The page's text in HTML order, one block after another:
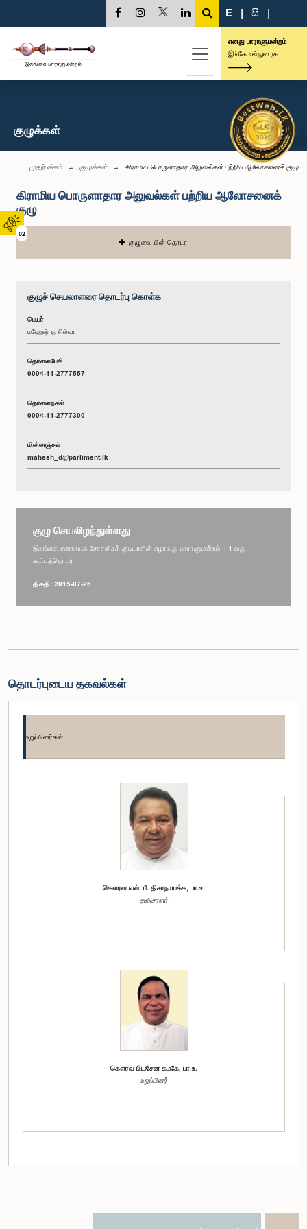
02
E | සි |
எனது பாராளுமன்றம்
இங்கே உள்நுழைக
குழுக்கள்
முதற்பக்கம் குழுக்கள் கிராமிய பொருளாதார அலுவல்கள் பற்றிய ஆலோசனைக் குழு
கிராமிய பொருளாதார அலுவல்கள் பற்றிய ஆலோசனைக்
குழு
குழுவை பின் தொடர
குழுச் செயலாளரை தொடர்பு கொள்க
பெயர்
மஹேஷ் த சில்வா
தொலைபேசி
0094-11-2777557
தொலைநகல்
0094-11-2777300
மின்னஞ்சல்
mahesh_d@parliment.lk
குழு செயலிழந்துள்ளது
இலங்கை சனநாயக சோசலிசக் குடியரசின் ஏழாவது பாராளுமன்றம் | 1 வது
கூட்டத்தொடர்
திகதி: 2015-07-26
தொடர்புடைய தகவல்கள்
உறுப்பினர்கள்
கௌரவ எஸ். பீ. திசாநாயக்க, பா.உ.
தவிசாளர்
கௌரவ பியசேன கமகே, பா.உ.
உறுப்பினர்